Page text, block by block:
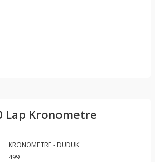
Lap Kronometre
KRONOMETRE - DÜDÜK
499